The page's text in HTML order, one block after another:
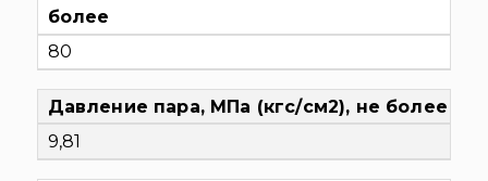
более
80
Давление пара, МПа (кгс/см2), не более
9,81